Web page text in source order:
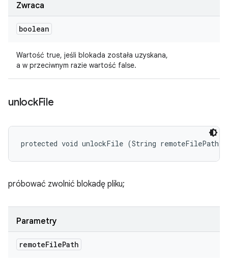
Zwraca
boolean
Wartość true, jeśli blokada została uzyskana,
a w przeciwnym razie wartość false.
unlockFile
protected void unlockFile (String remoteFilePath)
próbować zwolnić blokadę pliku;
Parametry
remoteFilePath